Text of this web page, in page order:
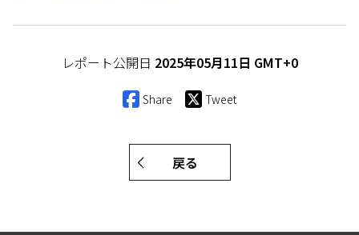
レポート公開日 2025年05月11日 GMT+0
Share Tweet
戻る